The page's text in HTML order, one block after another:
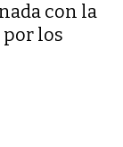
con la
por los